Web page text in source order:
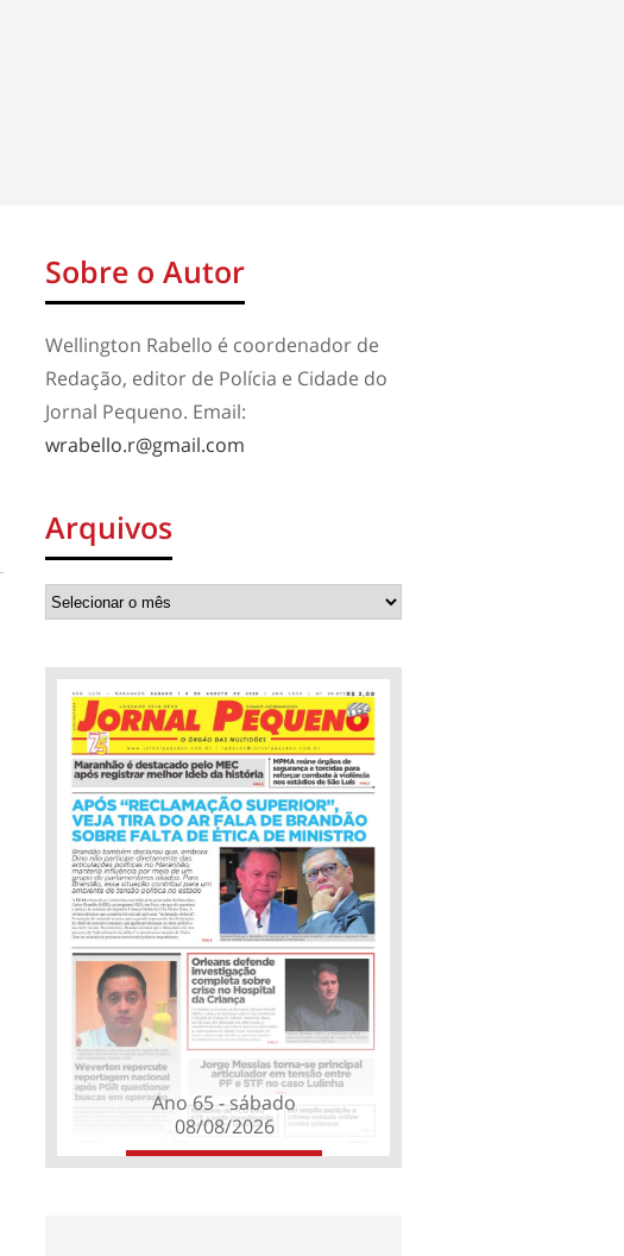
Sobre o Autor
Wellington Rabello é coordenador de
Redação, editor de Polícia e Cidade do
Jornal Pequeno. Email:
wrabello.r@gmail.com
Arquivos
Ano 65 - sábado
08/08/2026